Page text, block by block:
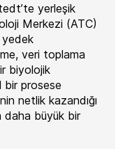
yerleşik
Merkezi (ATC)
veri toplama
biyolojik
bir prosese
netlik kazandığı
daha büyük bir